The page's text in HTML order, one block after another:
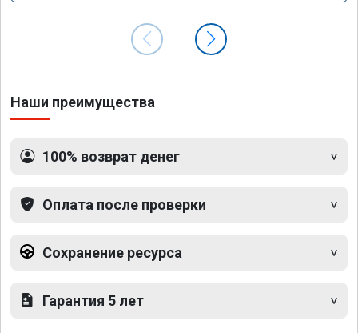
Наши преимущества
100% возврат денег
Оплата после проверки
Сохранение ресурса
Гарантия 5 лет